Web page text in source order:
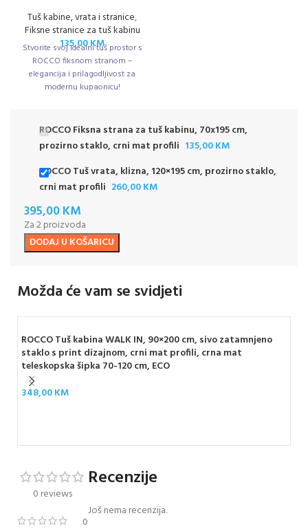
Tuš kabine, vrata i stranice,
Fiksne stranice za tuš kabinu
135,00KM
Stvorite svoj idealni tuš prostor s
ROCCO fiksnom stranom –
elegancija i prilagodljivost za
modernu kupaonicu!
ROCCO Fiksna strana za tuš kabinu, 70x195 cm,
prozirno staklo, crni mat profili 135,00KM
ROCCO Tuš vrata, klizna, 120×195 cm, prozirno staklo,
crni mat profili 260,00KM
395,00KM
Za 2 proizvoda
DODAJ U KOŠARICU
Možda će vam se svidjeti
ROCCO Tuš kabina WALK IN, 90×200 cm, sivo zatamnjeno
staklo s print dizajnom, crni mat profili, crna mat
teleskopska šipka 70-120 cm, ECO
348,00KM
0 reviews
0
Recenzije
Još nema recenzija.